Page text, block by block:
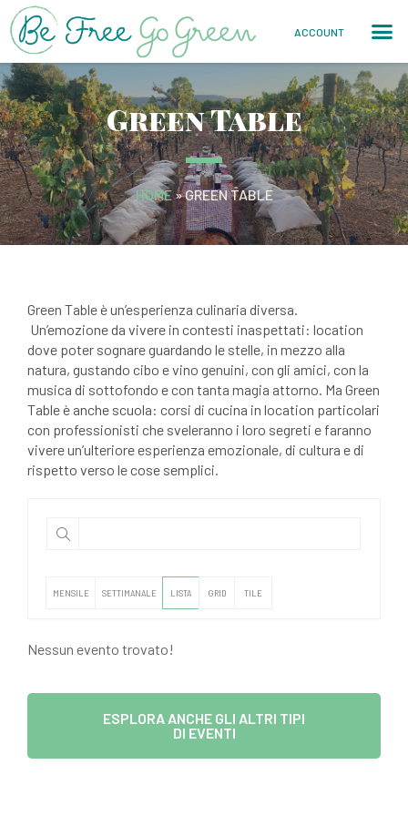
ACCOUNT
Green Table
HOME»GREEN TABLE
Green Table è un’esperienza culinaria diversa.
Un’emozione da vivere in contesti inaspettati: location
dove poter sognare guardando le stelle, in mezzo alla
natura, gustando cibo e vino genuini, con gli amici, con la
musica di sottofondo e con tanta magia attorno. Ma Green
Table è anche scuola: corsi di cucina in location particolari
con professionisti che sveleranno i loro segreti e faranno
vivere un’ulteriore esperienza emozionale, di cultura e di
rispetto verso le cose semplici.
MENSILE SETTIMANALE LISTA GRID TILE
Nessun evento trovato!
ESPLORA ANCHE GLI ALTRI TIPI
DI EVENTI